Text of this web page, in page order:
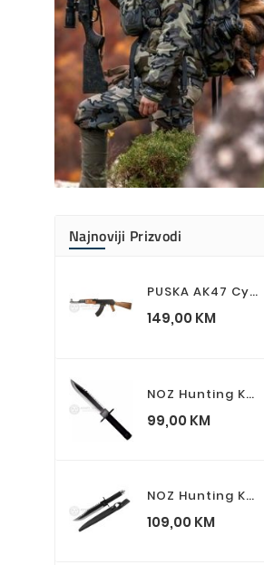
Najnoviji Prizvodi
PUSKA AK47 CyberGun Airsoft Gun AK 47 Kalashnikov
149,00 KMCijena
NOZ Hunting Knife Survival RAMBO I First Blood Part I
99,00 KMCijena
NOZ Hunting Knife Survival RAMBO II First Blood Part II
109,00 KMCijena